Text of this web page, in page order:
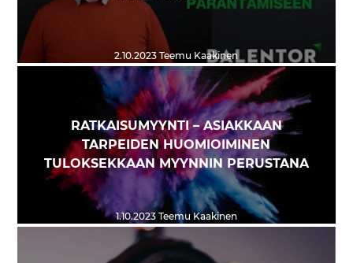
2.10.2023 Teemu Kaakinen
RATKAISUMYYNTI – ASIAKKAAN
TARPEIDEN HUOMIOIMINEN
TULOKSEKKAAN MYYNNIN PERUSTANA
1.10.2023Teemu Kaakinen